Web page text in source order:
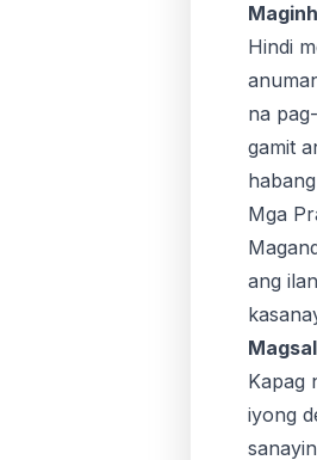
Hindi
na
gamit
Mga
ang
Kapag
iyong